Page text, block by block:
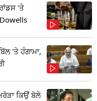
'ਤੇ
'ਤੇ ਹੰਗਾਮਾ,
ਕਿਉਂ ਬੋਲੇ